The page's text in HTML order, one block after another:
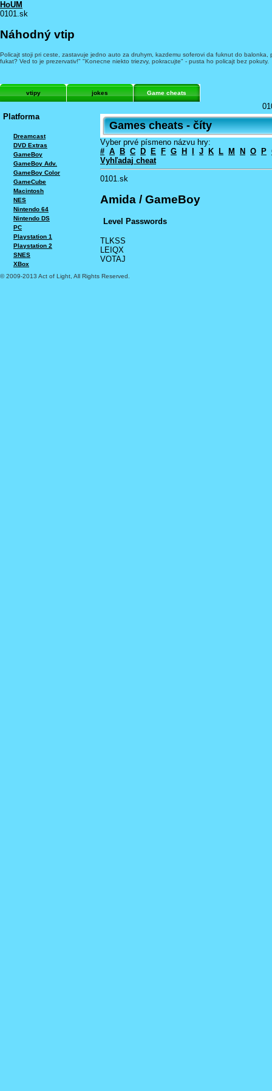
HoUM
0101.sk
Náhodný vtip
Policajt stoji pri ceste, zastavuje jedno auto za druhym, kazdemu soferovi da fuknut do
fukat? Ved to je prezervativ!" "Konecne niekto triezvy, pokracujte" - pusta ho policajt bez pokuty.
vtipy jokes Game cheats
Platforma
Dreamcast
DVD Extras
GameBoy
GameBoy Adv.
GameBoy Color
GameCube
Macintosh
NES
Nintendo 64
Nintendo DS
PC
Playstation 1
Playstation 2
SNES
XBox
Games cheats - číty
Vyber prvé písmeno názvu hry:
# A B C D E F G H J K L M N O P
Vyhľadaj cheat
0101.sk
Amida / GameBoy
Level Passwords
TLKSS
LEIQX
VOTAJ
© 2009-2013 Act of Light, All Rights Reserved.